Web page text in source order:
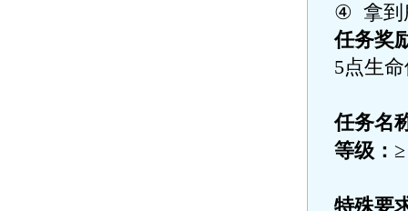
④ 拿
任务奖
5点生
任务名
等级：
特殊要